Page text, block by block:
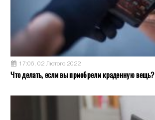
17:06, 02 Лютого 2022
Что делать, если вы приобрели краденную вещь?